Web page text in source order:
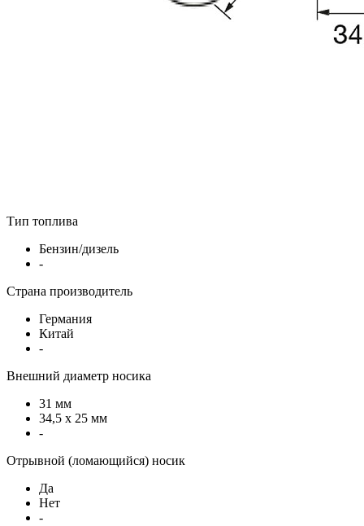
Тип топлива
Бензин/дизель
-
Страна производитель
Германия
Китай
-
Внешний диаметр носика
31 мм
34,5 х 25 мм
-
Отрывной (ломающийся) носик
Да
Нет
-